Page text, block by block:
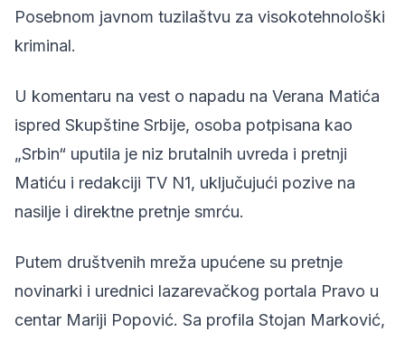
Posebnom javnom tuzilaštvu za visokotehnološki
kriminal.
U komentaru na vest o napadu na Verana Matića
ispred Skupštine Srbije, osoba potpisana kao
„Srbin“ uputila je niz brutalnih uvreda i pretnji
Matiću i redakciji TV N1, uključujući pozive na
nasilje i direktne pretnje smrću.
Putem društvenih mreža upućene su pretnje
novinarki i urednici lazarevačkog portala Pravo u
centar Mariji Popović. Sa profila Stojan Marković,